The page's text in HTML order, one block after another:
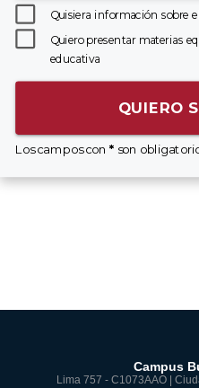
Quisiera información sobre
Quiero presentar materias
educativa
QUIERO
Los campos con * son
Campus
Lima 757 - C1073AAO |